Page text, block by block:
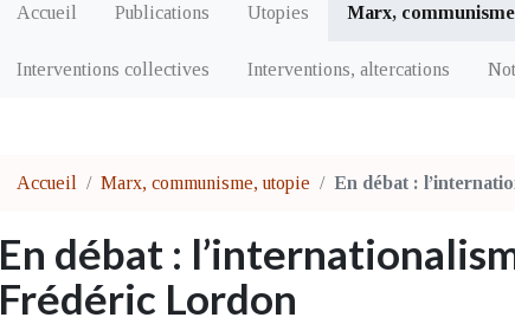
Accueil Publications Utopies Marx,
Interventions collectives Interventions, altercations
Accueil Marx, communisme, utopie En débat :
En débat :
Frédéric Lordon